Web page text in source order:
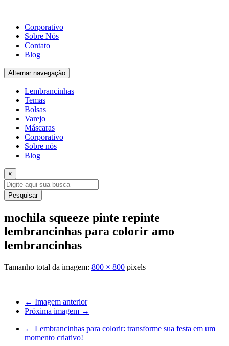
Corporativo
Sobre Nós
Contato
Blog
Alternar navegação
Lembrancinhas
Temas
Bolsas
Varejo
Máscaras
Corporativo
Sobre nós
Blog
×
Pesquisar
mochila squeeze pinte repinte
lembrancinhas para colorir amo
lembrancinhas
Tamanho total da imagem: 800 × 800 pixels
← Imagem anterior
Próxima imagem →
← Lembrancinhas para colorir: transforme sua festa em um
momento criativo!